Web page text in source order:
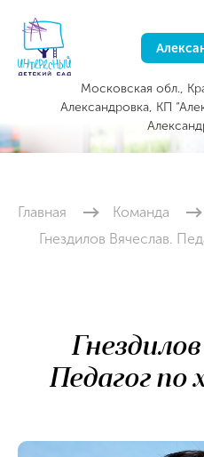
Московская обл.,
Александровка, КП
Главная
Команда
Гнездилов Вячеслав.
Педагог по